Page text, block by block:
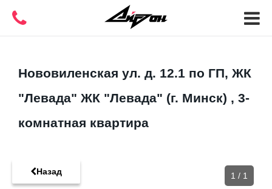
Нововиленская ул. д. 12.1 по ГП, ЖК
"Левада" ЖК "Левада" (г. Минск) , 3-
комнатная квартира
Назад 1 / 1